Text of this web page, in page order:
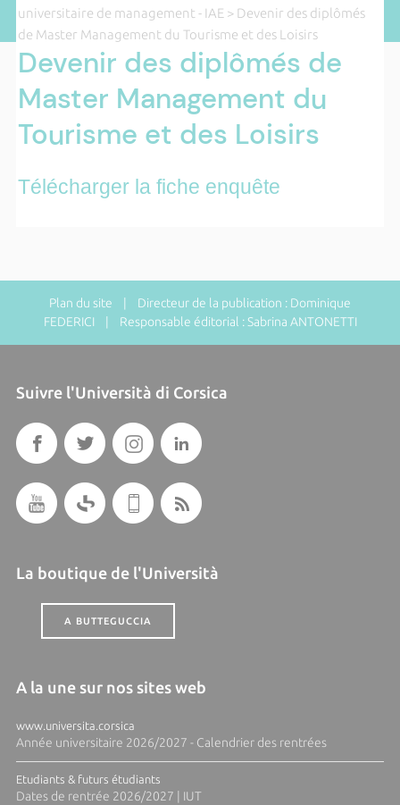
universitaire de management - IAE > Devenir des diplômés
de Master Management du Tourisme et des Loisirs
Devenir des diplômés de
Master Management du
Tourisme et des Loisirs
Télécharger la fiche enquête
Plan du site | Directeur de la publication : Dominique
FEDERICI | Responsable éditorial : Sabrina ANTONETTI
Suivre l'Università di Corsica
La boutique de l'Università
A BUTTEGUCCIA
A la une sur nos sites web
www.universita.corsica
Année universitaire 2026/2027 - Calendrier des rentrées
Etudiants & futurs étudiants
Dates de rentrée 2026/2027 | IUT